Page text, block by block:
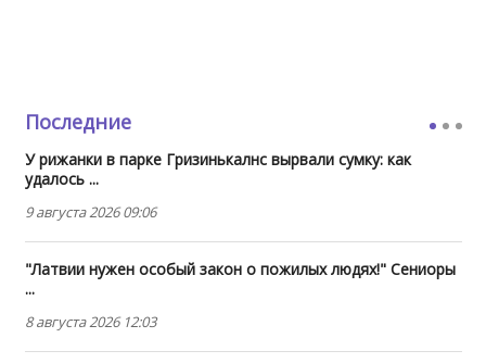
Последние
У рижанки в парке Гризинькалнс вырвали сумку: как
удалось ...
9 августа 2026 09:06
"Латвии нужен особый закон о пожилых людях!" Сениоры
...
8 августа 2026 12:03